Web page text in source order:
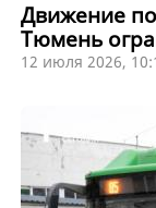
Движение по
Тюмень
12 июля 2026,